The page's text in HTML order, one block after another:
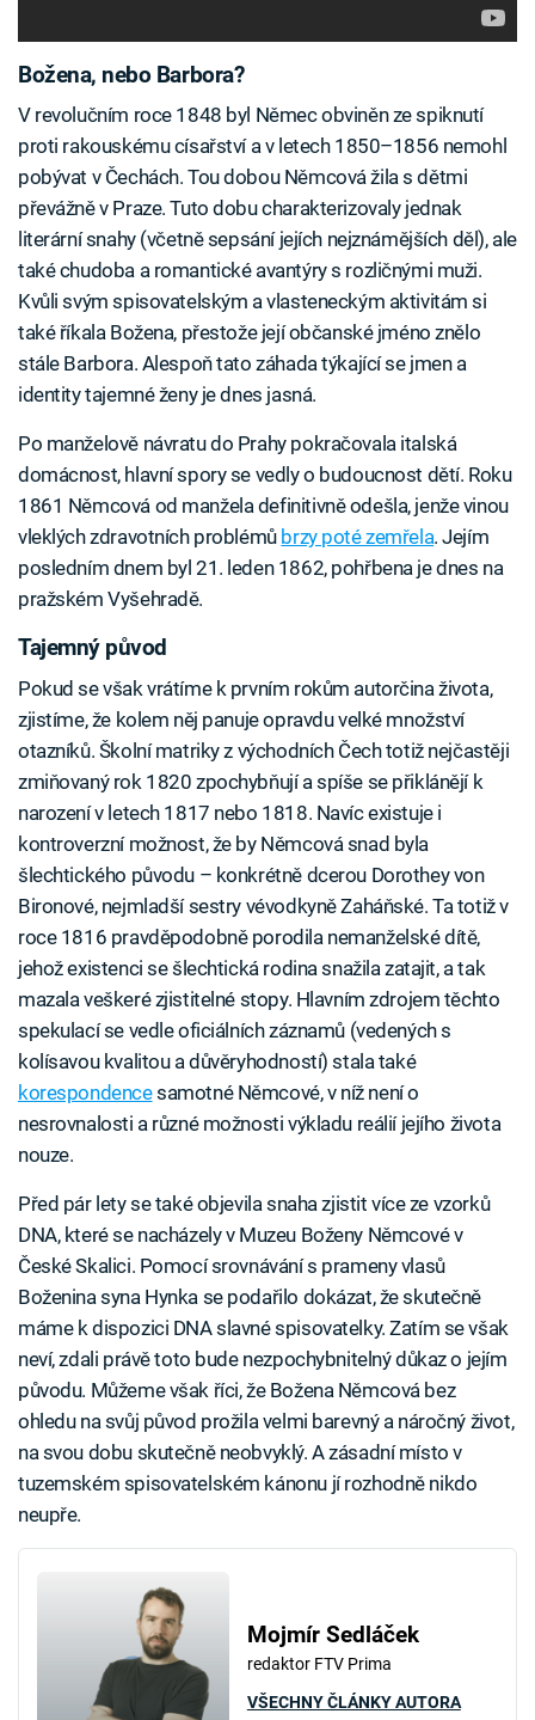
Božena, nebo Barbora?
V revolučním roce 1848 byl Němec obviněn ze spiknutí
proti rakouskému císařství a v letech 1850–1856 nemohl
pobývat v Čechách. Tou dobou Němcová žila s dětmi
převážně v Praze. Tuto dobu charakterizovaly jednak
literární snahy (včetně sepsání jejích nejznámějších děl), ale
také chudoba a romantické avantýry s rozličnými muži.
Kvůli svým spisovatelským a vlasteneckým aktivitám si
také říkala Božena, přestože její občanské jméno znělo
stále Barbora. Alespoň tato záhada týkající se jmen a
identity tajemné ženy je dnes jasná.
Po manželově návratu do Prahy pokračovala italská
domácnost, hlavní spory se vedly o budoucnost dětí. Roku
1861 Němcová od manžela definitivně odešla, jenže vinou
vleklých zdravotních problémů brzy poté zemřela. Jejím
posledním dnem byl 21. leden 1862, pohřbena je dnes na
pražském Vyšehradě.
Tajemný původ
Pokud se však vrátíme k prvním rokům autorčina života,
zjistíme, že kolem něj panuje opravdu velké množství
otazníků. Školní matriky z východních Čech totiž nejčastěji
zmiňovaný rok 1820 zpochybňují a spíše se přiklánějí k
narození v letech 1817 nebo 1818. Navíc existuje i
kontroverzní možnost, že by Němcová snad byla
šlechtického původu – konkrétně dcerou Dorothey von
Bironové, nejmladší sestry vévodkyně Zaháňské. Ta totiž v
roce 1816 pravděpodobně porodila nemanželské dítě,
jehož existenci se šlechtická rodina snažila zatajit, a tak
mazala veškeré zjistitelné stopy. Hlavním zdrojem těchto
spekulací se vedle oficiálních záznamů (vedených s
kolísavou kvalitou a důvěryhodností) stala také
korespondencesamotné Němcové, v níž není o
nesrovnalosti a různé možnosti výkladu reálií jejího života
nouze.
Před pár lety se také objevila snaha zjistit více ze vzorků
DNA, které se nacházely v Muzeu Boženy Němcové v
České Skalici. Pomocí srovnávání s prameny vlasů
Boženina syna Hynka se podařilo dokázat, že skutečně
máme k dispozici DNA slavné spisovatelky. Zatím se však
neví, zdali právě toto bude nezpochybnitelný důkaz o jejím
původu. Můžeme však říci, že Božena Němcová bez
ohledu na svůj původ prožila velmi barevný a náročný život,
na svou dobu skutečně neobvyklý. A zásadní místo v
tuzemském spisovatelském kánonu jí rozhodně nikdo
neupře.
Mojmír Sedláček
redaktor FTV Prima
VŠECHNY ČLÁNKY AUTORA